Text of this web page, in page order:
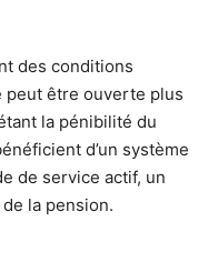
des conditions
peut être ouverte plus
la pénibilité du
d’un système
de service actif, un
la pension.